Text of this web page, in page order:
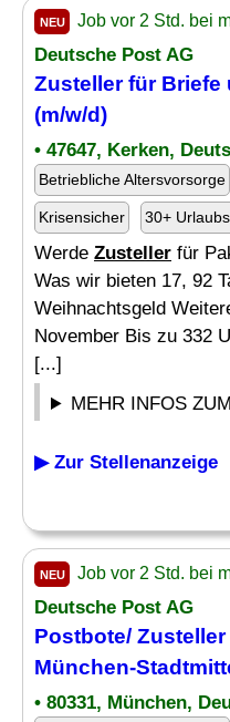
NEU Job vor 2 Std. bei
Deutsche Post AG
Zustellerfür Briefe
(m/w/d)
• 47647, Kerken,
Betriebliche Altersvorsorge
Krisensicher 30+
Werde Zusteller für
Was wir bieten 17, 92
Weihnachtsgeld
November Bis zu 332
[...]
MEHR INFOS
▶ Zur Stellenanzeige
NEU Job vor 2 Std. bei
Deutsche Post AG
Postbote/ Zusteller
München-
• 80331, München,